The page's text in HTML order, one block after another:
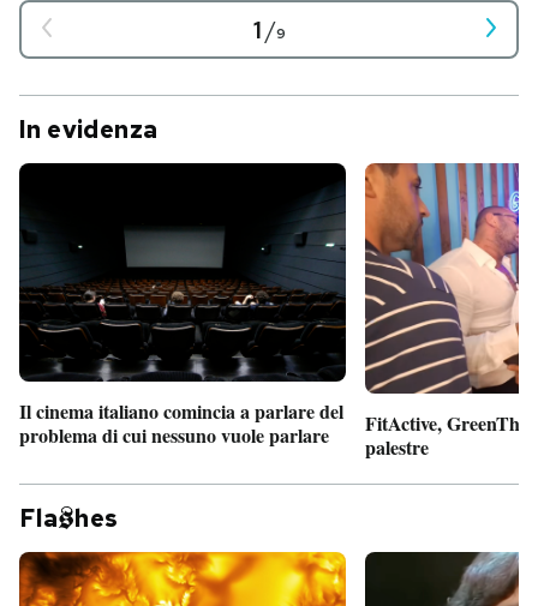
1/9
In evidenza
Il cinema italiano comincia a parlare del
problema di cui nessuno vuole parlare
FitActive,
palestre
Fla hes